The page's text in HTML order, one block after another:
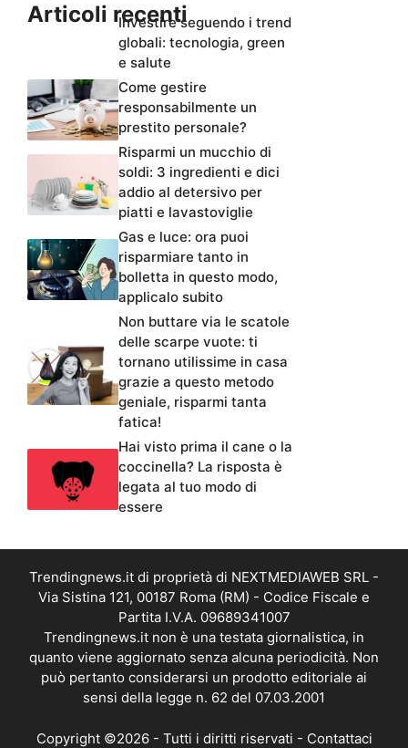
Articoli recentiInvestire seguendo i trend
globali: tecnologia, green
e salute
Come gestire
responsabilmente un
prestito personale?
Risparmi un mucchio di
soldi: 3 ingredienti e dici
addio al detersivo per
piatti e lavastoviglie
Gas e luce: ora puoi
risparmiare tanto in
bolletta in questo modo,
applicalo subito
Non buttare via le scatole
delle scarpe vuote: ti
tornano utilissime in casa
grazie a questo metodo
geniale, risparmi tanta
fatica!
Hai visto prima il cane o la
coccinella? La risposta è
legata al tuo modo di
essere
Trendingnews.it di proprietà di NEXTMEDIAWEB SRL -
Via Sistina 121, 00187 Roma (RM) - Codice Fiscale e
Partita I.V.A. 09689341007
Trendingnews.it non è una testata giornalistica, in
quanto viene aggiornato senza alcuna periodicità. Non
può pertanto considerarsi un prodotto editoriale ai
sensi della legge n. 62 del 07.03.2001
Copyright ©2026 - Tutti i diritti riservati - Contattaci